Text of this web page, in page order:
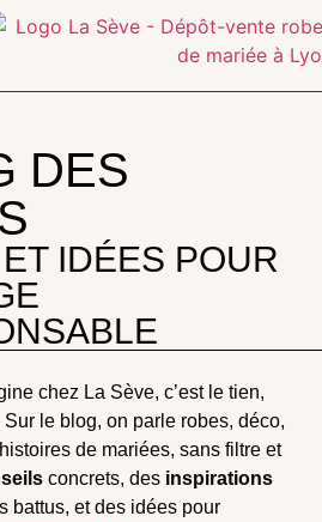
DES
IDÉES POUR
chez La Sève, c’est le tien,
le blog, on parle robes, déco,
de mariées, sans filtre et
concrets, des inspirations
battus, et des idées pour